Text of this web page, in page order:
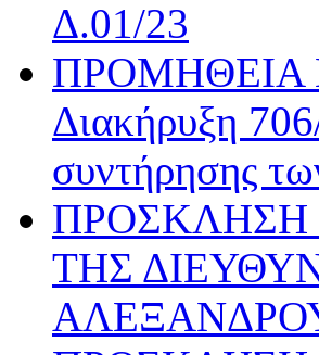
Δ.01/23
ΠΡΟΜΗΘΕΙΑ
Διακήρυξη
συντήρησης
ΠΡΟΣΚΛΗΣΗ
ΤΗΣ